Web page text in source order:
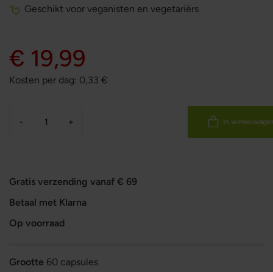
Geschikt voor veganisten en vegetariërs
€ 19,99
Kosten per dag: 0,33 €
- + In
Gratis verzending vanaf € 69
Betaal met Klarna
Op voorraad
Grootte 60 capsules